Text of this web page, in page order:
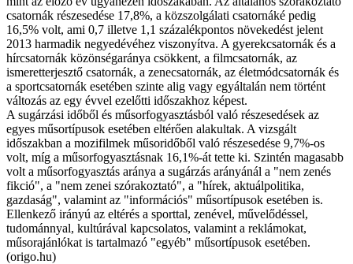
csatornák részesedése 17,8%, a közszolgálati csatornáké pedig
16,5% volt, ami 0,7 illetve 1,1 százalékpontos növekedést jelent
2013 harmadik negyedévéhez viszonyítva. A gyerekcsatornák és a
hírcsatornák közönségaránya csökkent, a filmcsatornák, az
ismeretterjesztő csatornák, a zenecsatornák, az életmódcsatornák és
a sportcsatornák esetében szinte alig vagy egyáltalán nem történt
változás az egy évvel ezelőtti időszakhoz képest.
A sugárzási időből és műsorfogyasztásból való részesedések az
egyes műsortípusok esetében eltérően alakultak. A vizsgált
időszakban a mozifilmek műsoridőből való részesedése 9,7%-os
volt, míg a műsorfogyasztásnak 16,1%-át tette ki. Szintén magasabb
volt a műsorfogyasztás aránya a sugárzás arányánál a "nem zenés
fikció", a "nem zenei szórakoztató", a "hírek, aktuálpolitika,
gazdaság", valamint az "információs" műsortípusok esetében is.
Ellenkező irányú az eltérés a sporttal, zenével, művelődéssel,
tudománnyal, kultúrával kapcsolatos, valamint a reklámokat,
műsorajánlókat is tartalmazó "egyéb" műsortípusok esetében.
(origo.hu)